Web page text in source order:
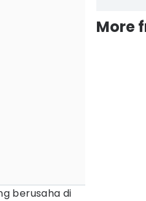
berusaha di
More